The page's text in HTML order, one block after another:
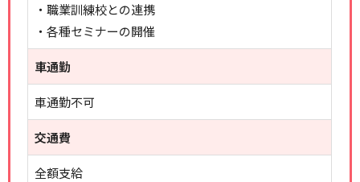
・職業訓練校との連携
・各種セミナーの開催
車通勤
車通勤不可
交通費
全額支給